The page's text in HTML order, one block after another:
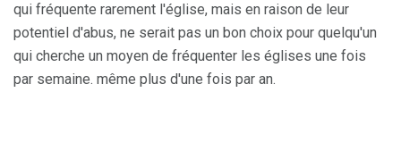
qui fréquente rarement l'église, mais en raison de leur
potentiel d'abus, ne serait pas un bon choix pour quelqu'un
qui cherche un moyen de fréquenter les églises une fois
par semaine. même plus d'une fois par an.